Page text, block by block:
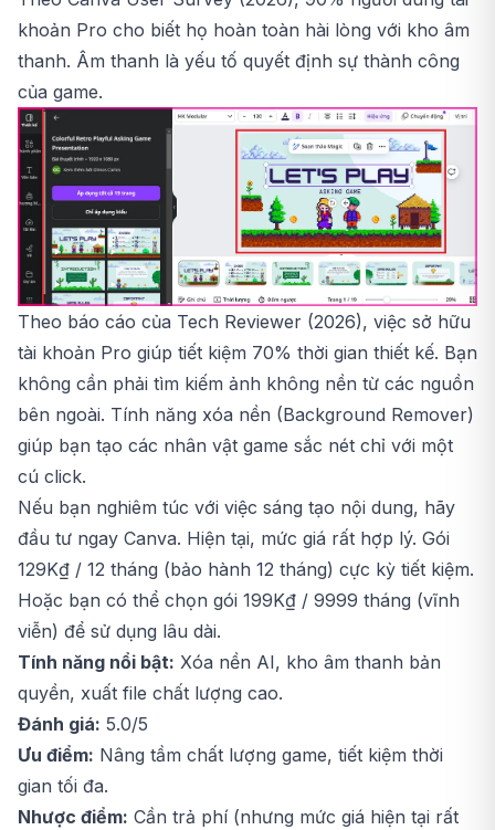
khoản Pro cho biết họ hoàn toàn hài lòng với kho âm
thanh. Âm thanh là yếu tố quyết định sự thành công
của game.
Theo báo cáo của Tech Reviewer (2026), việc sở hữu
tài khoản Pro giúp tiết kiệm 70% thời gian thiết kế. Bạn
không cần phải tìm kiếm ảnh không nền từ các nguồn
bên ngoài. Tính năng xóa nền (Background Remover)
giúp bạn tạo các nhân vật game sắc nét chỉ với một
cú click.
Nếu bạn nghiêm túc với việc sáng tạo nội dung, hãy
đầu tư ngay Canva. Hiện tại, mức giá rất hợp lý. Gói
129K₫ / 12 tháng (bảo hành 12 tháng) cực kỳ tiết kiệm.
Hoặc bạn có thể chọn gói 199K₫ / 9999 tháng (vĩnh
viễn) để sử dụng lâu dài.
Tính năng nổi bật: Xóa nền AI, kho âm thanh bản
quyền, xuất file chất lượng cao.
Đánh giá: 5.0/5
Ưu điểm: Nâng tầm chất lượng game, tiết kiệm thời
gian tối đa.
Nhược điểm: Cần trả phí (nhưng mức giá hiện tại rất